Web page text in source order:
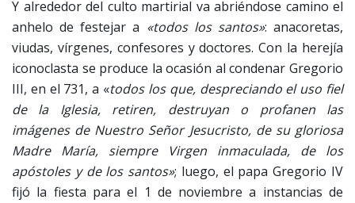
Y alrededor del culto martirial va abriéndose camino el
anhelo de festejar a «todos los santos»: anacoretas,
viudas, vírgenes, confesores y doctores. Con la herejía
iconoclasta se produce la ocasión al condenar Gregorio
III, en el 731, a «todos los que, despreciando el uso fiel
de la Iglesia, retiren, destruyan o profanen las
imágenes de Nuestro Señor Jesucristo, de su gloriosa
Madre María, siempre Virgen inmaculada, de los
apóstoles y de los santos»; luego, el papa Gregorio IV
fijó la fiesta para el 1 de noviembre a instancias de